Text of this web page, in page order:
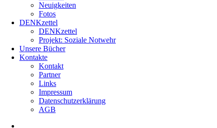
Neuigkeiten
Fotos
DENKzettel
DENKzettel
Projekt: Soziale Notwehr
Unsere Bücher
Kontakte
Kontakt
Partner
Links
Impressum
Datenschutzerklärung
AGB